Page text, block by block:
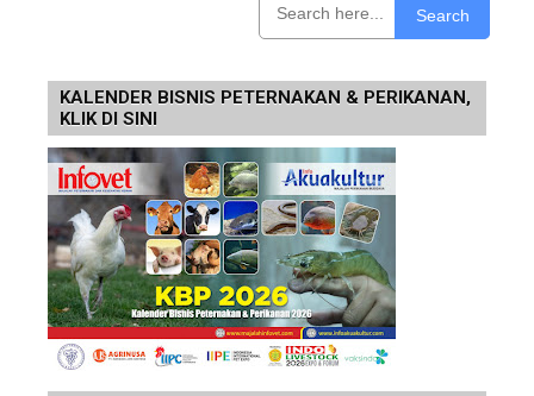
Search
KALENDER BISNIS PETERNAKAN & PERIKANAN,
KLIK DI SINI